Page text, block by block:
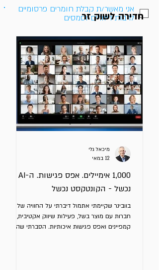
אני מאשר/ת קבלת חומרים פרסומיים
לרבות דיוורים וסמסים
חדירה לשוק זר
נכשל - הקונטקסט נכשל
בוובינר שקיימתי אתמול דיברתי על החוויה של
חברות עם מוצר בשל, פעילות שיווק אקטיבית,
קמפיינים ואפס פגישות איכותיות. הסברתי שה –
מיכאל גלי
12 במאי